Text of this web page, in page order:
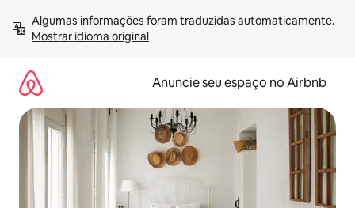
para
Mostrar idioma original
Anuncie seu espaço no Airbnb